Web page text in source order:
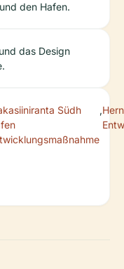
den Hafen.
das Design
Südh
,